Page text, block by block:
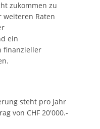
zukommen zu
weiteren Raten
ein
finanzieller
steht pro Jahr
von CHF 20'000.-